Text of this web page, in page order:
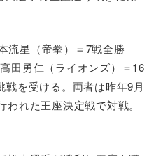
流星（帝拳）＝7戦全勝
田勇仁（ライオンズ）＝16
を受ける。両者は昨年9月
れた王座決定戦で対戦。